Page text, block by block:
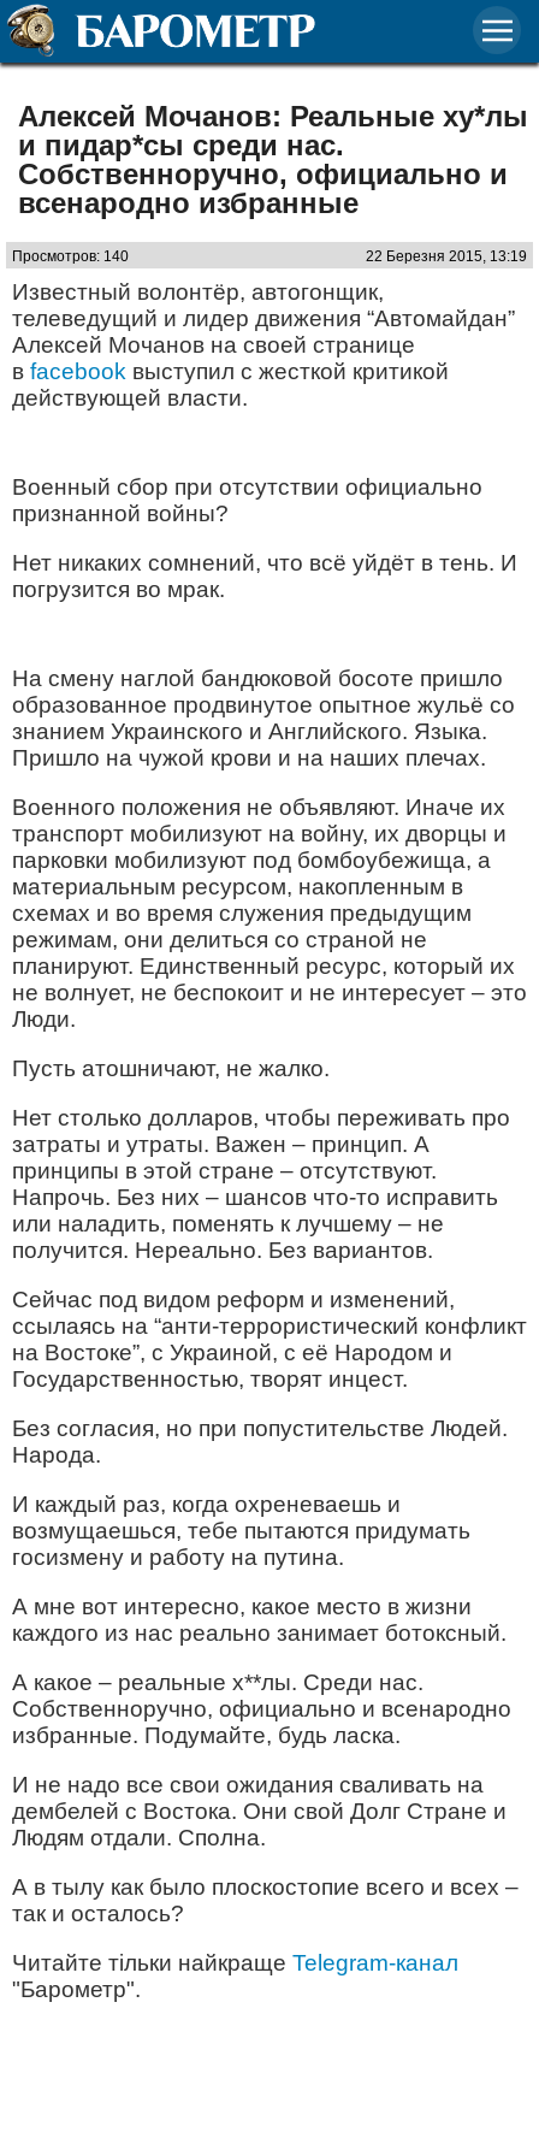
Алексей Мочанов: Реальные ху*лы
и пидар*сы среди нас.
Собственноручно, официально и
всенародно избранные
Просмотров: 140 22 Березня 2015, 13:19
Известный волонтёр, автогонщик,
телеведущий и лидер движения “Автомайдан”
Алексей Мочанов на своей странице
в facebook выступил с жесткой критикой
действующей власти.
Военный сбор при отсутствии официально
признанной войны?
Нет никаких сомнений, что всё уйдёт в тень. И
погрузится во мрак.
На смену наглой бандюковой босоте пришло
образованное продвинутое опытное жульё со
знанием Украинского и Английского. Языка.
Пришло на чужой крови и на наших плечах.
Военного положения не объявляют. Иначе их
транспорт мобилизуют на войну, их дворцы и
парковки мобилизуют под бомбоубежища, а
материальным ресурсом, накопленным в
схемах и во время служения предыдущим
режимам, они делиться со страной не
планируют. Единственный ресурс, который их
не волнует, не беспокоит и не интересует – это
Люди.
Пусть атошничают, не жалко.
Нет столько долларов, чтобы переживать про
затраты и утраты. Важен – принцип. А
принципы в этой стране – отсутствуют.
Напрочь. Без них – шансов что-то исправить
или наладить, поменять к лучшему – не
получится. Нереально. Без вариантов.
Сейчас под видом реформ и изменений,
ссылаясь на “анти-террористический конфликт
на Востоке”, с Украиной, с её Народом и
Государственностью, творят инцест.
Без согласия, но при попустительстве Людей.
Народа.
И каждый раз, когда охреневаешь и
возмущаешься, тебе пытаются придумать
госизмену и работу на путина.
А мне вот интересно, какое место в жизни
каждого из нас реально занимает ботоксный.
А какое – реальные х**лы. Среди нас.
Собственноручно, официально и всенародно
избранные. Подумайте, будь ласка.
И не надо все свои ожидания сваливать на
дембелей с Востока. Они свой Долг Стране и
Людям отдали. Сполна.
А в тылу как было плоскостопие всего и всех –
так и осталось?
Читайте тільки найкраще Telegram-канал
"Барометр".